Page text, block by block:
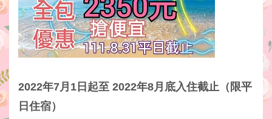
2022年7月1日起至 2022年8月底入住截止（限平
日住宿）